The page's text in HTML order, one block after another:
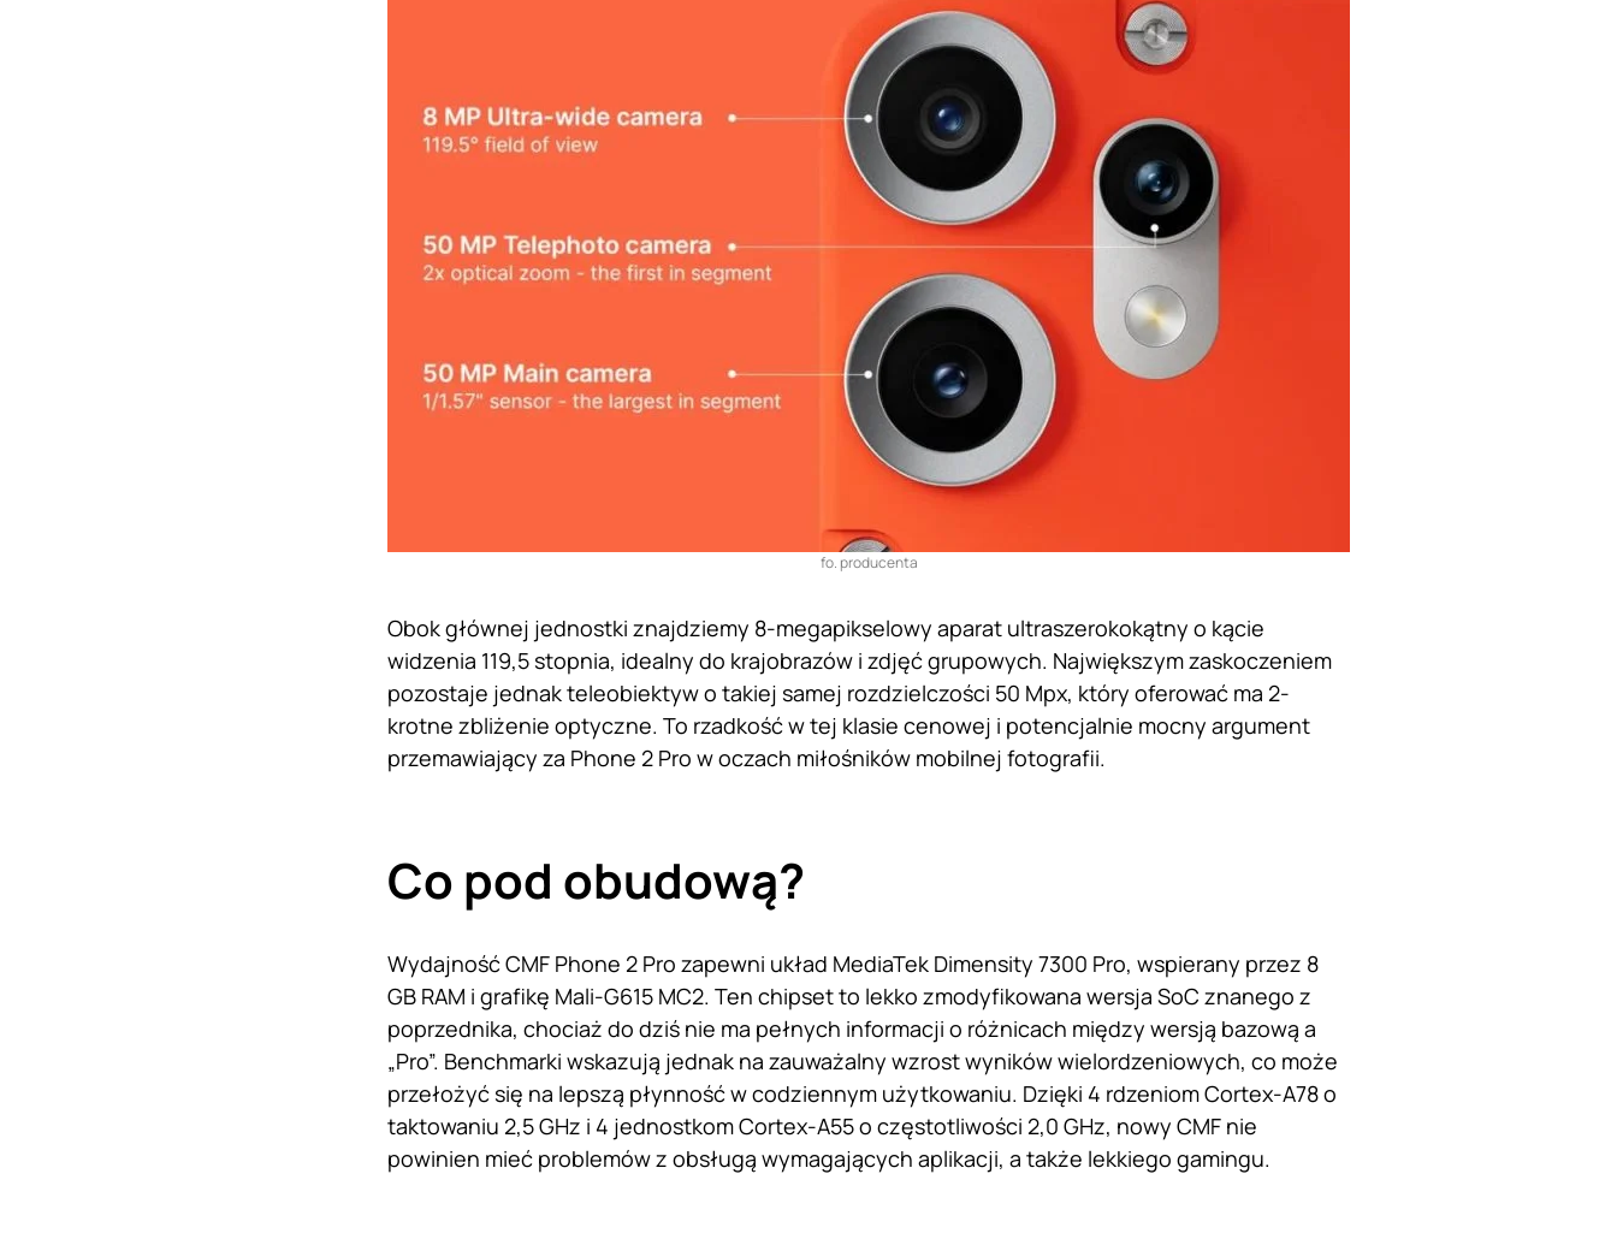
fo. producenta
Obok głównej jednostki znajdziemy 8-megapikselowy aparat ultraszerokokątny o kącie
widzenia 119,5 stopnia, idealny do krajobrazów i zdjęć grupowych. Największym zaskoczeniem
pozostaje jednak teleobiektyw o takiej samej rozdzielczości 50 Mpx, który oferować ma 2-
krotne zbliżenie optyczne. To rzadkość w tej klasie cenowej i potencjalnie mocny argument
przemawiający za Phone 2 Pro w oczach miłośników mobilnej fotografii.
Co pod obudową?
Wydajność CMF Phone 2 Pro zapewni układ MediaTek Dimensity 7300 Pro, wspierany przez 8
GB RAM i grafikę Mali-G615 MC2. Ten chipset to lekko zmodyfikowana wersja SoC znanego z
poprzednika, chociaż do dziś nie ma pełnych informacji o różnicach między wersją bazową a
„Pro”. Benchmarki wskazują jednak na zauważalny wzrost wyników wielordzeniowych, co może
przełożyć się na lepszą płynność w codziennym użytkowaniu. Dzięki 4 rdzeniom Cortex-A78 o
taktowaniu 2,5 GHz i 4 jednostkom Cortex-A55 o częstotliwości 2,0 GHz, nowy CMF nie
powinien mieć problemów z obsługą wymagających aplikacji, a także lekkiego gamingu.